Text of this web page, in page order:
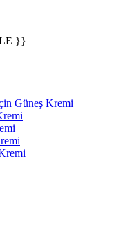
}}
Güneş Kremi